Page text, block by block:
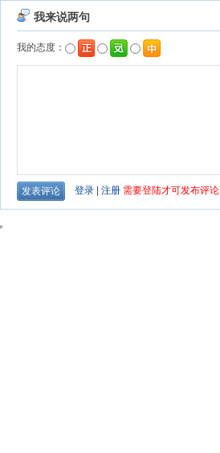
我来说两句
我的态度：
登录 注册 需要登陆才可发布评论